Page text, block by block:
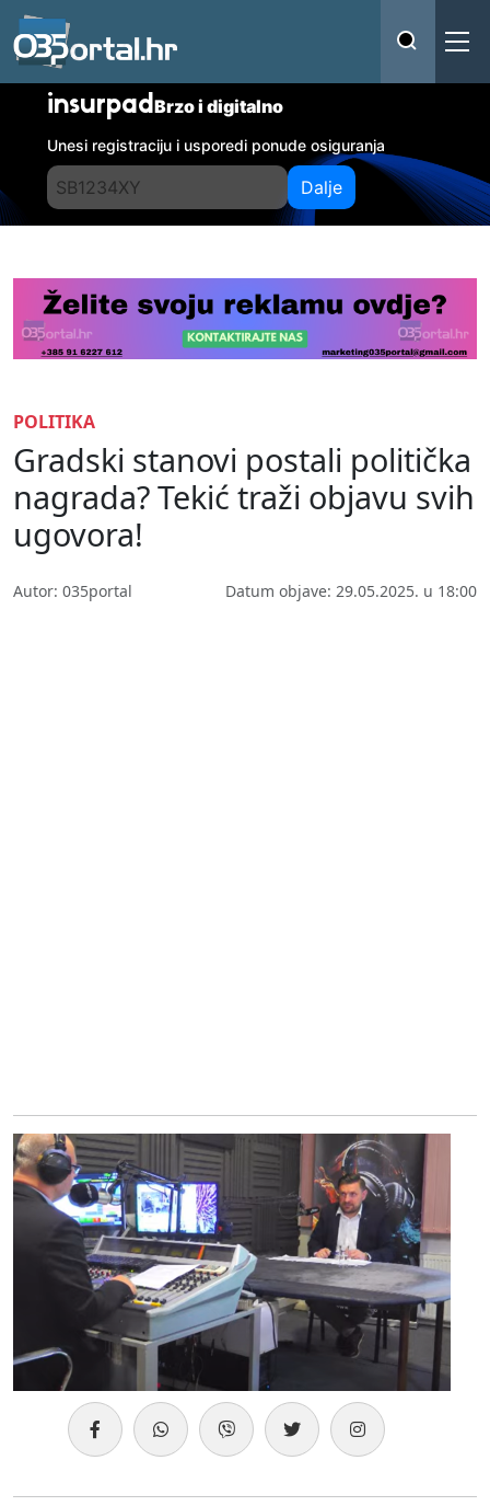
insurpadBrzo i digitalno
Unesi registraciju i usporedi ponude osiguranja
Dalje
POLITIKA
Gradski stanovi postali politička
nagrada? Tekić traži objavu svih
ugovora!
Autor: 035portal Datum objave: 29.05.2025. u 18:00